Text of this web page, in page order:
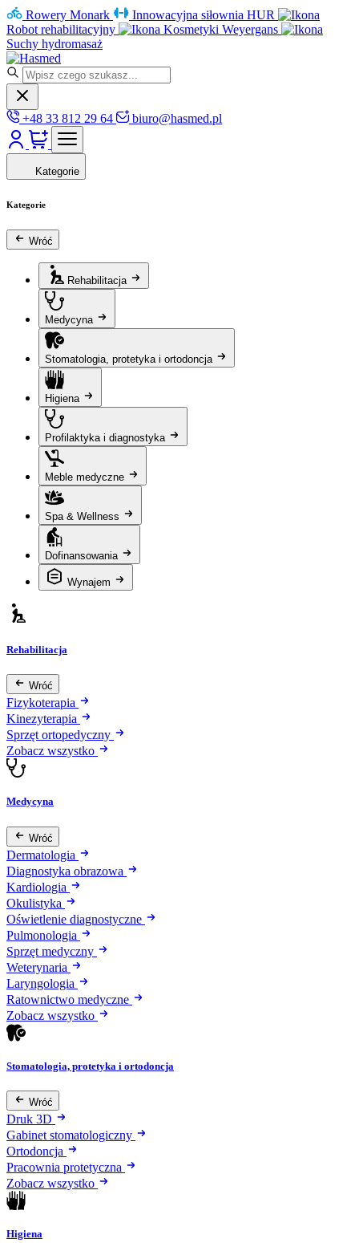
Rowery Monark
Innowacyjna siłownia HUR
Robot rehabilitacyjny
Kosmetyki Weyergans
Suchy hydromasaż
+48 33 812 29 64 biuro@hasmed.pl
Kategorie
Kategorie
Wróć
Rehabilitacja
Medycyna
Stomatologia, protetyka i ortodoncja
Higiena
Profilaktyka i diagnostyka
Meble medyczne
Spa & Wellness
Dofinansowania
Wynajem
Rehabilitacja
Wróć
Fizykoterapia
Kinezyterapia
Sprzęt ortopedyczny
Zobacz wszystko
Medycyna
Wróć
Dermatologia
Diagnostyka obrazowa
Kardiologia
Okulistyka
Oświetlenie diagnostyczne
Pulmonologia
Sprzęt medyczny
Weterynaria
Laryngologia
Ratownictwo medyczne
Zobacz wszystko
Stomatologia, protetyka i ortodoncja
Wróć
Druk 3D
Gabinet stomatologiczny
Ortodoncja
Pracownia protetyczna
Zobacz wszystko
Higiena